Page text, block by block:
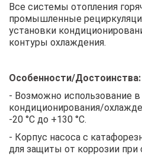
Все системы отопления
промышленные
установки
контуры охлаждения.
Особенности/Достоинства:
- Возможно использование в
кондиционирования/
-20 °C до +130 °C.
- Корпус насоса с
для защиты от коррозии при